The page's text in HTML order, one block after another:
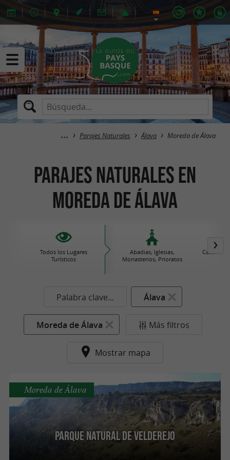
Parajes Naturales Álava Moreda de Álava
Parajes Naturales en
Moreda de Álava
Todos los Lugares
Turísticos
Abadias, Iglesias,
Monasterios, Prioratos
Castillos
Palabra clave... Álava
Moreda de Álava Más filtros
Mostrar mapa
Parque Natural de Velderejo
Moreda de Álava